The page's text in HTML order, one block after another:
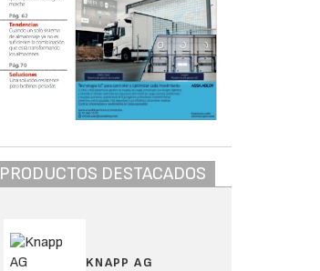
PRODUCTOS DESTACADOS
KNAPP AG